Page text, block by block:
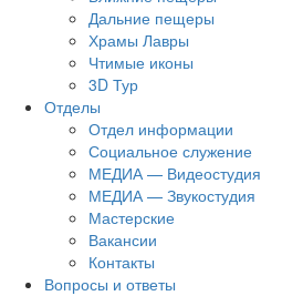
Дальние пещеры
Храмы Лавры
Чтимые иконы
3D Тур
Отделы
Отдел информации
Социальное служение
МЕДИА — Видеостудия
МЕДИА — Звукостудия
Мастерские
Вакансии
Контакты
Вопросы и ответы